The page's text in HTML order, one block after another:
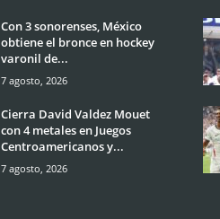
Con 3 sonorenses, México
obtiene el bronce en hockey
varonil de...
7 agosto, 2026
Cierra David Valdez Mouet
con 4 metales en Juegos
Centroamericanos y...
7 agosto, 2026